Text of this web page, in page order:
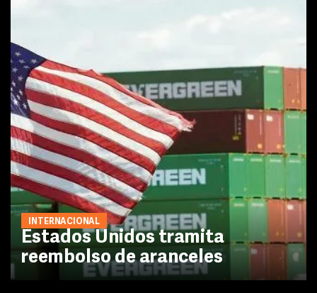
INTERNACIONAL
Estados Unidos tramita
reembolso de aranceles